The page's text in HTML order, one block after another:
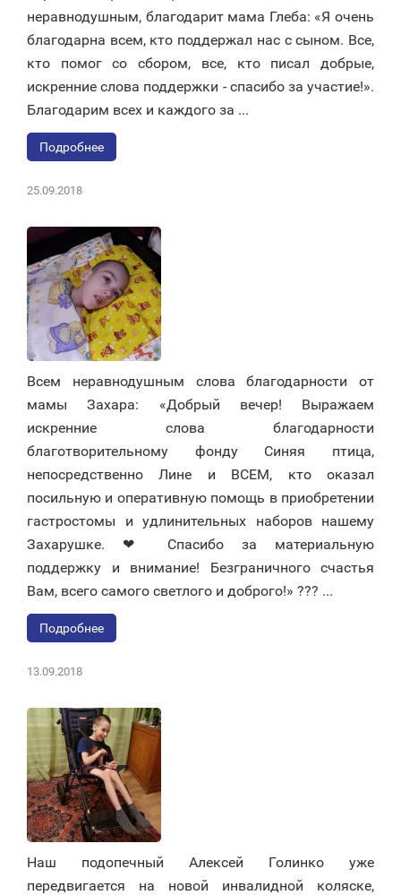
неравнодушным, благодарит мама Глеба: «Я очень
благодарна всем, кто поддержал нас с сыном. Все,
кто помог со сбором, все, кто писал добрые,
искренние слова поддержки - спасибо за участие!».
Благодарим всех и каждого за ...
Подробнее
25.09.2018
Всем неравнодушным слова благодарности от
мамы Захара: «Добрый вечер! Выражаем
искренние слова благодарности
благотворительному фонду Синяя птица,
непосредственно Лине и ВСЕМ, кто оказал
посильную и оперативную помощь в приобретении
гастростомы и удлинительных наборов нашему
Захарушке. ❤ Спасибо за материальную
поддержку и внимание! Безграничного счастья
Вам, всего самого светлого и доброго!» ??? ...
Подробнее
13.09.2018
Наш подопечный Алексей Голинко уже
передвигается на новой инвалидной коляске,